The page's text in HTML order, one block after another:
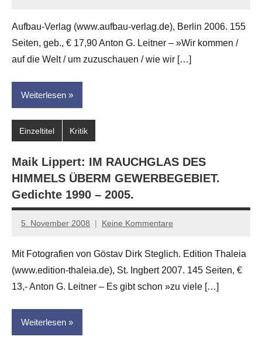
Anton
Leitner
Aufbau-Verlag (www.aufbau-verlag.de), Berlin 2006. 155
Seiten, geb., € 17,90 Anton G. Leitner – »Wir kommen /
auf die Welt / um zuzuschauen / wie wir […]
Weiterlesen
Einzeltitel Kritik
Maik Lippert: IM RAUCHGLAS DES
HIMMELS ÜBERM GEWERBEGEBIET.
Gedichte 1990 – 2005.
5. November 2008
Anton
Leitner
Keine Kommentare
Mit Fotografien von Göstav Dirk Steglich. Edition Thaleia
(www.edition-thaleia.de), St. Ingbert 2007. 145 Seiten, €
13,- Anton G. Leitner – Es gibt schon »zu viele […]
Weiterlesen